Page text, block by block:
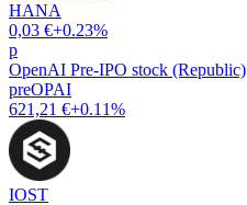
HANA
0,03 €+0.23%
p
OpenAI Pre-IPO stock (Republic)
preOPAI
621,21 €+0.11%
IOST